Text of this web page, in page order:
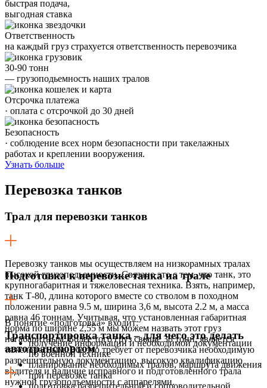
быстрая подача,
выгодная ставка
Ответственность
на каждый груз страхуется ответственность перевозчика
30-90 тонн
— грузоподьемность наших тралов
Отсрочка платежа
· оплата с отсрочкой до 30 дней
Безопасность
· соблюдение всех норм безопасности при такелажных
работах и креплении вооружения.
Узнать больше
Перевозка танков
Трал для перевозки танков
Перевозку танков мы осуществляем на низкорамных тралах
высокой грузоподьемности. Связано это с тем, что танк, это
крупногабаритная и тяжеловесная техника. Взять, например,
танк Т-80, длина которого вместе со стволом в походном
положении равна 9.5 м, ширина 3,6 м, высота 2.2 м, а масса
равна 46 тоннам. Учитывая, что установленная габаритная
норма по ширине 2,55 м мы можем назвать этот груз
негабаритным. Более того груз свыше 38 тонн, является
тяжеловесным. Все это требует от перевозчика необходимую
разрешительную документацию, высокую квалификацию
водителя и наличие исправного и подготовленного трала
нужной грузоподъемности с аппарелями.
Подготовка к перевозке танка на трале
В понятие «подготовка» входит:
получение информации и необходимой документации
по военной технике
планирование необходимых тралов, маршрута движения
при перевозке танка
Транспортировка танка – для чего это делать
автотранспортом